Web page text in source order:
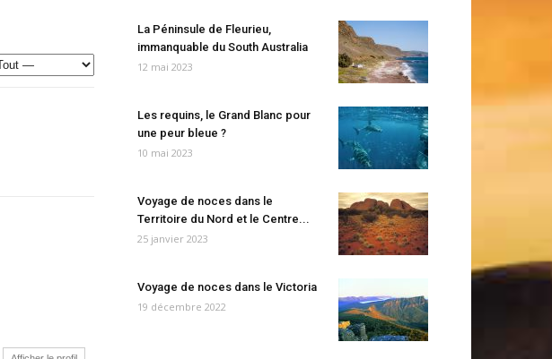
La Péninsule de Fleurieu,
immanquable du South Australia
12 mai 2023
Les requins, le Grand Blanc pour
une peur bleue ?
10 mai 2023
Voyage de noces dans le
Territoire du Nord et le Centre...
25 janvier 2023
Voyage de noces dans le Victoria
19 décembre 2022